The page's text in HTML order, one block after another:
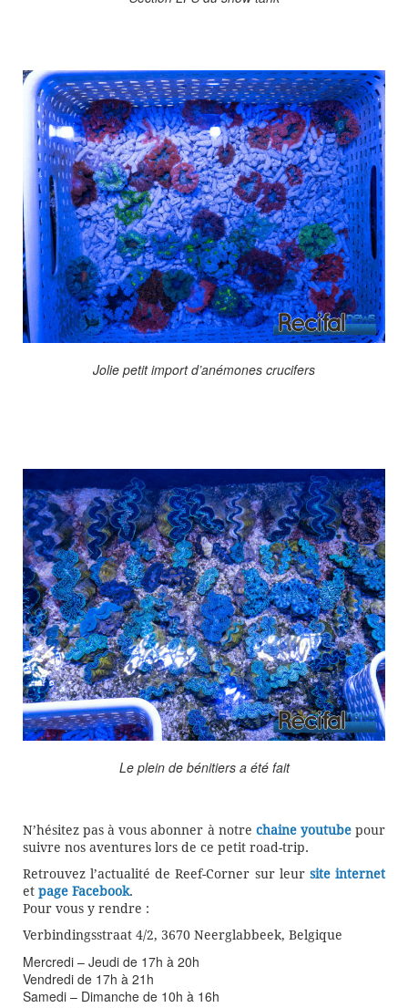
Jolie petit import d’anémones crucifers
Le plein de bénitiers a été fait
N’hésitez pas à vous abonner à notre chaine youtubepour
suivre nos aventures lors de ce petit road-trip.
Retrouvez l’actualité de Reef-Corner sur leur site internet
et page Facebook.
Pour vous y rendre :
Verbindingsstraat 4/2, 3670 Neerglabbeek, Belgique
Mercredi – Jeudi de 17h à 20h
Vendredi de 17h à 21h
Samedi – Dimanche de 10h à 16h